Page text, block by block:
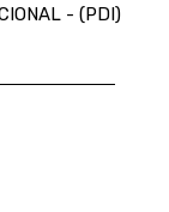
- (PDI)